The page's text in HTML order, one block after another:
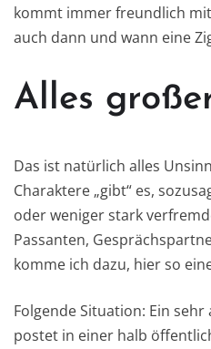
kommt immer freundlich
auch dann und wann eine
Alles
Das ist natürlich alles
Charaktere „gibt“ es,
oder weniger stark
Passanten,
komme ich dazu, hier so
Folgende Situation: Ein
postet in einer halb